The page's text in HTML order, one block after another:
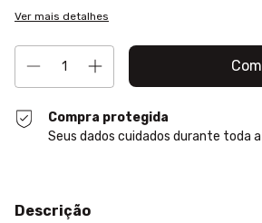
Ver mais detalhes
Compra protegida
Seus dados cuidados durante toda
Descrição